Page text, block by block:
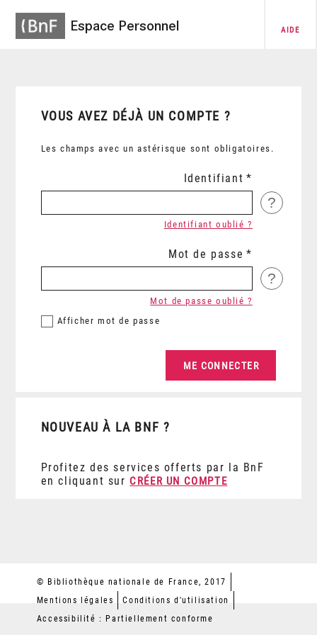
Espace Personnel AIDE
VOUS AVEZ DÉJÀ UN COMPTE ?
Les champs avec un astérisque sont obligatoires.
Identifiant
?
Identifiant oublié ?
Mot de passe
?
Afficher mot de passe
Mot de passe oublié ?
NOUVEAU À LA BNF ?
Profitez des services offerts par la BnF
en cliquant sur CRÉER UN COMPTE
© Bibliothèque nationale de France, 2017
Mentions légales
Conditions d'utilisation
Accessibilité : Partiellement conforme